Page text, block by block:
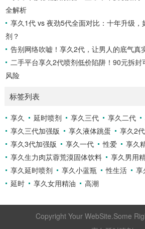
全解析
享久1代 vs 夜劲5代全面对比：十年升级
剂？
告别网络吹嘘！享久2代，让男人的底气真
二手平台享久2代喷剂低价陷阱！90元拆
风险
标签列表
享久 延时喷剂 享久三代 享久二代
享久三代加强版
享久液体跳蛋 享久2代
享久3代加强版
享久一代 性爱
享久
享久生力肉苁蓉荒漠固体饮料
享久男用
享久延时喷剂
享久小蓝瓶 性生活 享
延时
享久女用精油 高潮
Copyright Your WebSite.Some